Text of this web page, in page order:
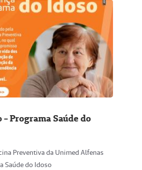
- Programa Saúde do
Preventiva da Unimed Alfenas
Saúde do Idoso